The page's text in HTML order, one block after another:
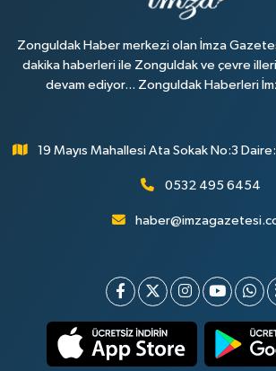
Zonguldak Haber merkezi olan İmza
dakika haberleri ile Zonguldak ve çevre
devam ediyor... Zonguldak Haberleri
19 Mayıs Mahallesi Ata Sokak No:3
0532 495 6454